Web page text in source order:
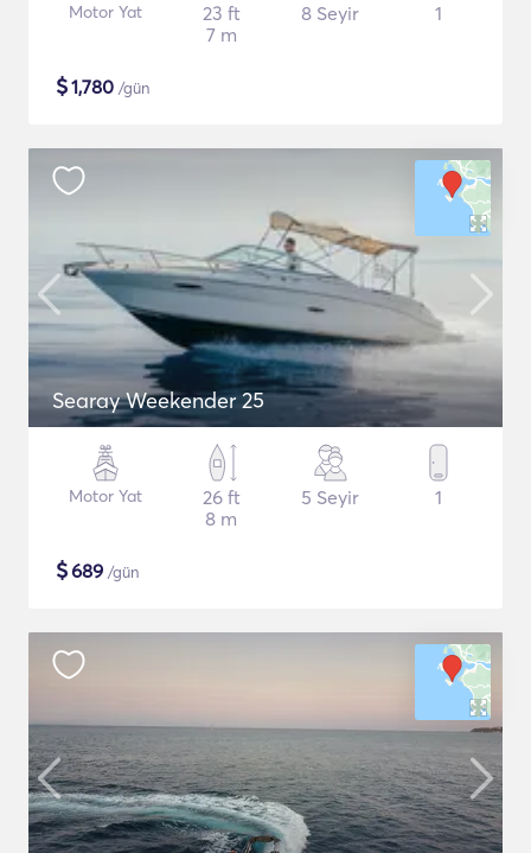
Motor Yat
23 ft
7 m
8 Seyir 1
$1,780 /gün
Searay Weekender 25
Motor Yat
26 ft
8 m
5 Seyir 1
$689 /gün